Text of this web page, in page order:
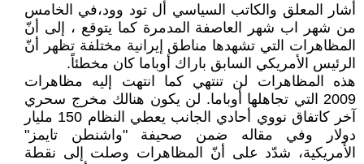
أشار المعلق والكاتب السياسي أل تود وود،في الخامس
من شهر اب شهر العاصفة المدمرة كما يتوقع ، إلى أنّ
المظاهرات التي تشهدها مناطق إيرانية مختلفة تظهر أنّ
الرئيس الأمريكي السابق باراك أوباما كان مخطئاً.
هذه المظاهرات لن تنتهي كما انتهت إليه مظاهرات
2009 التي تجاهلها أوباما. لن يكون هنالك مخرج سحري
آخر كاتفاق نووي أحادي الجانب يعطي النظام 150 مليار
دولار وفي مقاله ضمن صحيفة "واشنطن تايمز"
الأمريكية، شدّد على أنّ المظاهرات وصلت إلى نقطة